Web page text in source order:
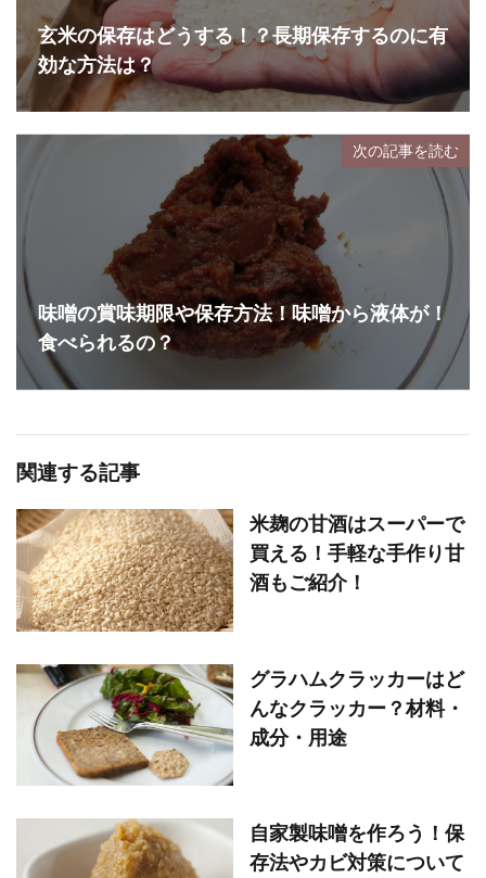
玄米の保存はどうする！？長期保存するのに有
効な方法は？
次の記事を読む
味噌の賞味期限や保存方法！味噌から液体が！
食べられるの？
関連する記事
米麹の甘酒はスーパーで
買える！手軽な手作り甘
酒もご紹介！
グラハムクラッカーはど
んなクラッカー？材料・
成分・用途
自家製味噌を作ろう！保
存法やカビ対策について